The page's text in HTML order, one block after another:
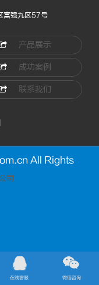
富强九区57号
产品展示
成功案例
联系我们
All Rights
司
在线客服 微信咨询